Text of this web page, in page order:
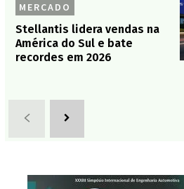
MERCADO
Stellantis lidera vendas na
América do Sul e bate
recordes em 2026